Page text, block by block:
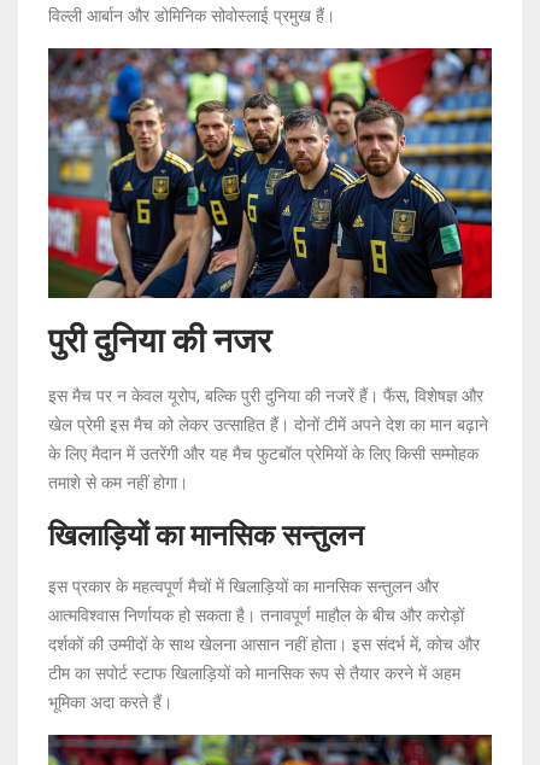
विल्ली आर्बान और डोमिनिक सोवोस्लाई प्रमुख हैं।
पुरी दुनिया की नजर
इस मैच पर न केवल यूरोप, बल्कि पुरी दुनिया की नजरें हैं। फैंस, विशेषज्ञ और
खेल प्रेमी इस मैच को लेकर उत्साहित हैं। दोनों टीमें अपने देश का मान बढ़ाने
के लिए मैदान में उतरेंगी और यह मैच फुटबॉल प्रेमियों के लिए किसी सम्मोहक
तमाशे से कम नहीं होगा।
खिलाड़ियों का मानसिक सन्तुलन
इस प्रकार के महत्वपूर्ण मैचों में खिलाड़ियों का मानसिक सन्तुलन और
आत्मविश्वास निर्णायक हो सकता है। तनावपूर्ण माहौल के बीच और करोड़ों
दर्शकों की उम्मीदों के साथ खेलना आसान नहीं होता। इस संदर्भ में, कोच और
टीम का सपोर्ट स्टाफ खिलाड़ियों को मानसिक रूप से तैयार करने में अहम
भूमिका अदा करते हैं।